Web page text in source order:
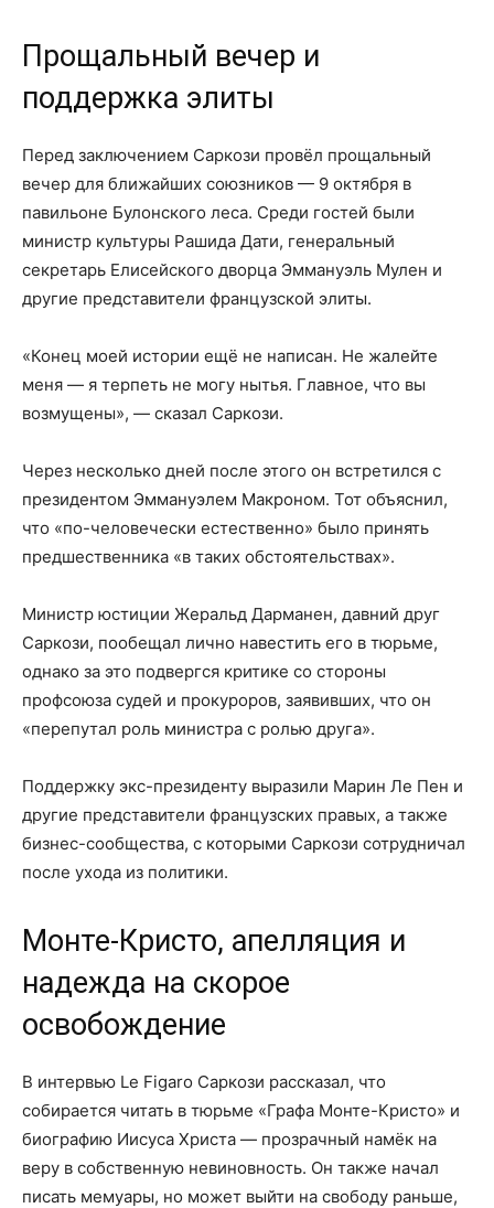
Прощальный вечер и
поддержка элиты
Перед заключением Саркози провёл прощальный
вечер для ближайших союзников — 9 октября в
павильоне Булонского леса. Среди гостей были
министр культуры Рашида Дати, генеральный
секретарь Елисейского дворца Эммануэль Мулен и
другие представители французской элиты.
«Конец моей истории ещё не написан. Не жалейте
меня — я терпеть не могу нытья. Главное, что вы
возмущены», — сказал Саркози.
Через несколько дней после этого он встретился с
президентом Эммануэлем Макроном. Тот объяснил,
что «по-человечески естественно» было принять
предшественника «в таких обстоятельствах».
Министр юстиции Жеральд Дарманен, давний друг
Саркози, пообещал лично навестить его в тюрьме,
однако за это подвергся критике со стороны
профсоюза судей и прокуроров, заявивших, что он
«перепутал роль министра с ролью друга».
Поддержку экс-президенту выразили Марин Ле Пен и
другие представители французских правых, а также
бизнес-сообщества, с которыми Саркози сотрудничал
после ухода из политики.
Монте-Кристо, апелляция и
надежда на скорое
освобождение
В интервью Le Figaro Саркози рассказал, что
собирается читать в тюрьме «Графа Монте-Кристо» и
биографию Иисуса Христа — прозрачный намёк на
веру в собственную невиновность. Он также начал
писать мемуары, но может выйти на свободу раньше,